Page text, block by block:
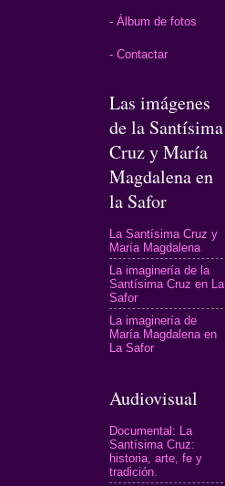
- Álbum de fotos
- Contactar
Las imágenes
de la Santísima
Cruz y María
Magdalena en
la Safor
La Santísima Cruz y
María Magdalena
La imaginería de la
Santísima Cruz en La
Safor
La imaginería de
María Magdalena en
La Safor
Audiovisual
Documental: La
Santísima Cruz:
historia, arte, fe y
tradición.